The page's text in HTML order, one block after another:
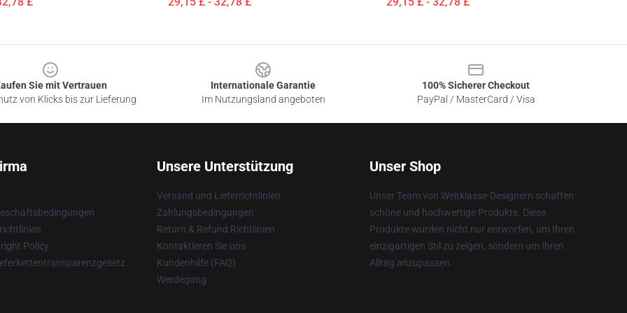
Sie mit Vertrauen
von Klicks bis zur Lieferung
Internationale Garantie
Im Nutzungsland angeboten
100% Sicherer Checkout
PayPal / MasterCard / Visa
Policy
Unsere Unterstützung
Versand und Lieferrichtlinien
Zahlungsbedingungen
Return & Refund Richtlinien
Kontaktieren Sie uns
Kundenhilfe (FAQ)
Werdegang
Unser Shop
Unser Team von Weltklasse-Designern schaffen
schöne und hochwertige Produkte. Diese
Produkte wurden nicht nur entworfen, um Ihren
einzigartigen Stil zu zeigen, sondern um Ihren
Alltag anzupassen.